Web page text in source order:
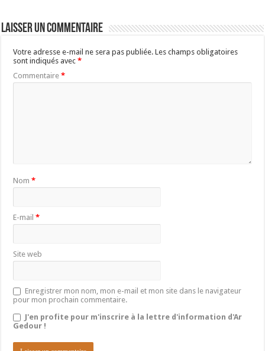
Laisser un commentaire
Votre adresse e-mail ne sera pas publiée. Les champs obligatoires
sont indiqués avec*
Commentaire*
Nom*
E-mail*
Site web
Enregistrer mon nom, mon e-mail et mon site dans le navigateur
pour mon prochain commentaire.
J'en profite pour m'inscrire à la lettre d'information d'Ar
Gedour !